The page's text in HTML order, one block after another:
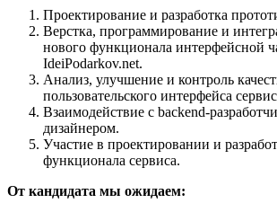
Проектирование и разработка
Верстка, программирование и
нового функционала интерфейсной
IdeiPodarkov.net.
Анализ, улучшение и контроль
пользовательского интерфейса
Взаимодействие с backend-
дизайнером.
Участие в проектировании и
функционала сервиса.
От кандидата мы ожидаем: